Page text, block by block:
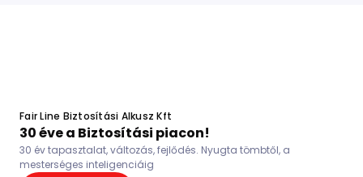
Fair Line Biztosítási Alkusz Kft
30 éve a Biztosítási piacon!
30 év tapasztalat, változás, fejlődés. Nyugta tömbtől, a
mesterséges inteligenciáig